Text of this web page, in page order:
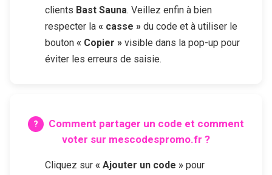
clients Bast Sauna. Veillez enfin à bien
respecter la « casse » du code et à utiliser le
bouton « Copier » visible dans la pop-up pour
éviter les erreurs de saisie.
Comment partager un code et comment
voter sur mescodespromo.fr ?
Cliquez sur « Ajouter un code » pour